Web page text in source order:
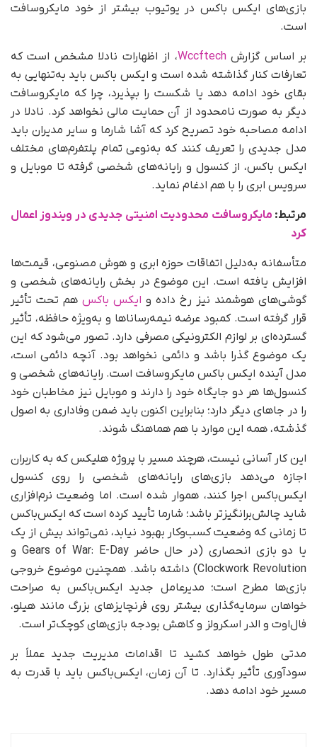
بازی‌های ایکس باکس در یوتیوب بیشتر از خود مایکروسافت
است.
بر اساس گزارشWccftech، از اظهارات نادلا مشخص است که
تعارفات کنار گذاشته شده است و ایکس‌ باکس باید به‌تنهایی به
بقای خود ادامه دهد یا شکست را بپذیرد، چرا که مایکروسافت
دیگر به‌ صورت نامحدود از آن حمایت مالی نخواهد کرد. نادلا در
ادامه مصاحبه خود تصریح کرد که آشا شارما و سایر مدیران باید
مدل جدیدی را تعریف کنند که به‌نوعی تمام پلتفرم‌های مختلف
ایکس‌ باکس، از کنسول و رایانه‌های شخصی گرفته تا موبایل و
سرویس ابری را با هم ادغام نماید.
مرتبط: مایکروسافت محدودیت امنیتی جدیدی در ویندوز اعمال
کرد
متأسفانه به‌دلیل اتفاقات حوزه ابری و هوش مصنوعی، قیمت‌ها
افزایش یافته است. این موضوع در بخش رایانه‌های شخصی و
گوشی‌های هوشمند نیز رخ داده و ایکس‌ باکس هم تحت تأثیر
قرار گرفته است. کمبود عرضه نیمه‌رساناها و به‌ویژه حافظه، تأثیر
گسترده‌ای بر لوازم الکترونیکی مصرفی دارد. تصور می‌شود که این
یک موضوع گذرا باشد و دائمی نخواهد بود. آنچه دائمی است،
مدل آینده ایکس باکس مایکروسافت است. رایانه‌های شخصی و
کنسول‌ها هر دو جایگاه خود را دارند و موبایل نیز مخاطبان خود
را در جاهای دیگر دارد؛ بنابراین اکنون باید ضمن وفاداری به اصول
گذشته، همه این‌ موارد با هم هماهنگ شوند.
این کار آسانی نیست، هرچند مسیر با پروژه هلیکس که به کاربران
اجازه می‌دهد بازی‌های رایانه‌های شخصی را روی کنسول
ایکس‌باکس اجرا کنند، هموار شده است. اما وضعیت نرم‌افزاری
شاید چالش‌برانگیزتر باشد؛ شارما تأیید کرده است که ایکس‌باکس
تا زمانی که وضعیت کسب‌وکار بهبود نیابد، نمی‌تواند بیش از یک
یا دو بازی انحصاری (در حال حاضر Gears of War: E-Day و
Clockwork Revolution) داشته باشد. همچنین موضوع خروجی
بازی‌ها مطرح است؛ مدیرعامل جدید ایکس‌باکس به‌ صراحت
خواهان سرمایه‌گذاری بیشتر روی فرنچایزهای بزرگ مانند هیلو،
فال‌اوت و الدر اسکرولز و کاهش بودجه بازی‌های کوچک‌تر است.
مدتی طول خواهد کشید تا اقدامات مدیریت جدید عملاً بر
سودآوری تأثیر بگذارد. تا آن زمان، ایکس‌باکس باید با قدرت به
مسیر خود ادامه دهد.